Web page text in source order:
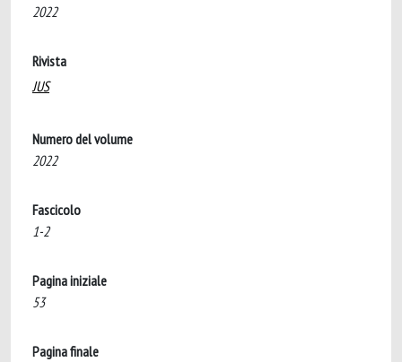
2022
Rivista
JUS
Numero del volume
2022
Fascicolo
1-2
Pagina iniziale
53
Pagina finale